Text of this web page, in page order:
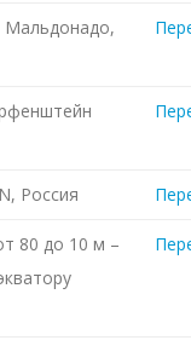
Мальдонадо,
Россия
80 до 10 м –